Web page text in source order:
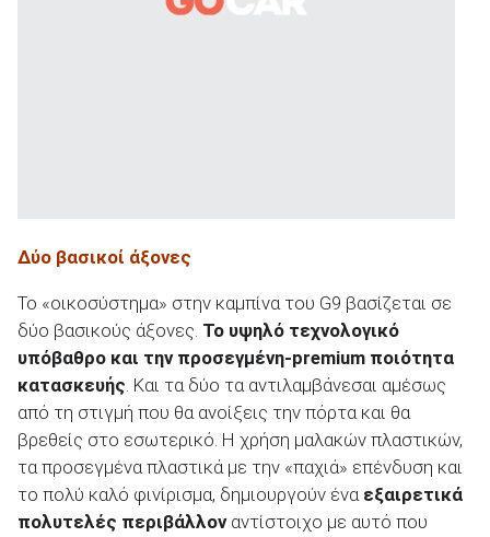
Δύο βασικοί άξονες
Το «οικοσύστημα» στην καμπίνα του G9 βασίζεται σε
δύο βασικούς άξονες. Το υψηλό τεχνολογικό
υπόβαθρο και την προσεγμένη-premium ποιότητα
κατασκευής. Και τα δύο τα αντιλαμβάνεσαι αμέσως
από τη στιγμή που θα ανοίξεις την πόρτα και θα
βρεθείς στο εσωτερικό. Η χρήση μαλακών πλαστικών,
τα προσεγμένα πλαστικά με την «παχιά» επένδυση και
το πολύ καλό φινίρισμα, δημιουργούν ένα εξαιρετικά
πολυτελές περιβάλλοναντίστοιχο με αυτό που